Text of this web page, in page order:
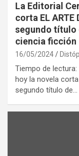
La Editorial
corta EL ARTE
segundo título
ciencia ficción
16/05/2024
Tiempo de
hoy la novela
segundo título de…